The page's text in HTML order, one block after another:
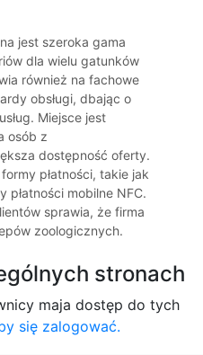
jest szeroka gama
dla wielu gatunków
również na fachowe
obsługi, dbając o
Miejsce jest
osób z
dostępność oferty.
płatności, takie jak
mobilne NFC.
sprawia, że firma
zoologicznych.
stronach
maja dostęp do tych
się zalogować.